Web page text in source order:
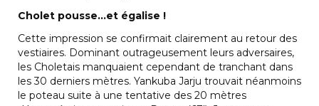
Cholet pousse…et égalise !
Cette impression se confirmait clairement au retour des
vestiaires. Dominant outrageusement leurs adversaires,
les Choletais manquaient cependant de tranchant dans
les 30 derniers mètres. Yankuba Jarju trouvait néanmoins
le poteau suite à une tentative des 20 mètres